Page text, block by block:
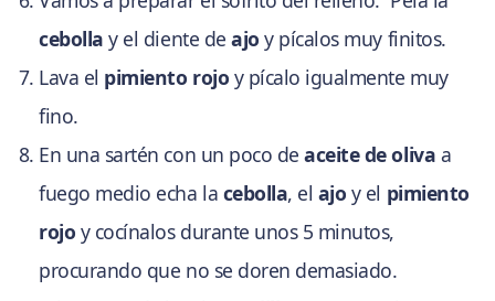
cebolla y el diente deajo y pícalos muy finitos.
Lava el pimiento rojo y pícalo igualmente muy
fino.
En una sartén con un poco deaceite de oliva a
fuego medio echa la cebolla, el ajo y el pimiento
rojo y cocínalos durante unos 5 minutos,
procurando que no se doren demasiado.